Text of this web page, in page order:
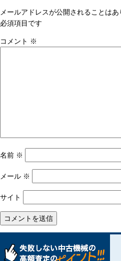
ナ
ビ
ゲ
メールアドレスが公開されることはあ
必須項目です
コメント ※
名前 ※
メール ※
サイト